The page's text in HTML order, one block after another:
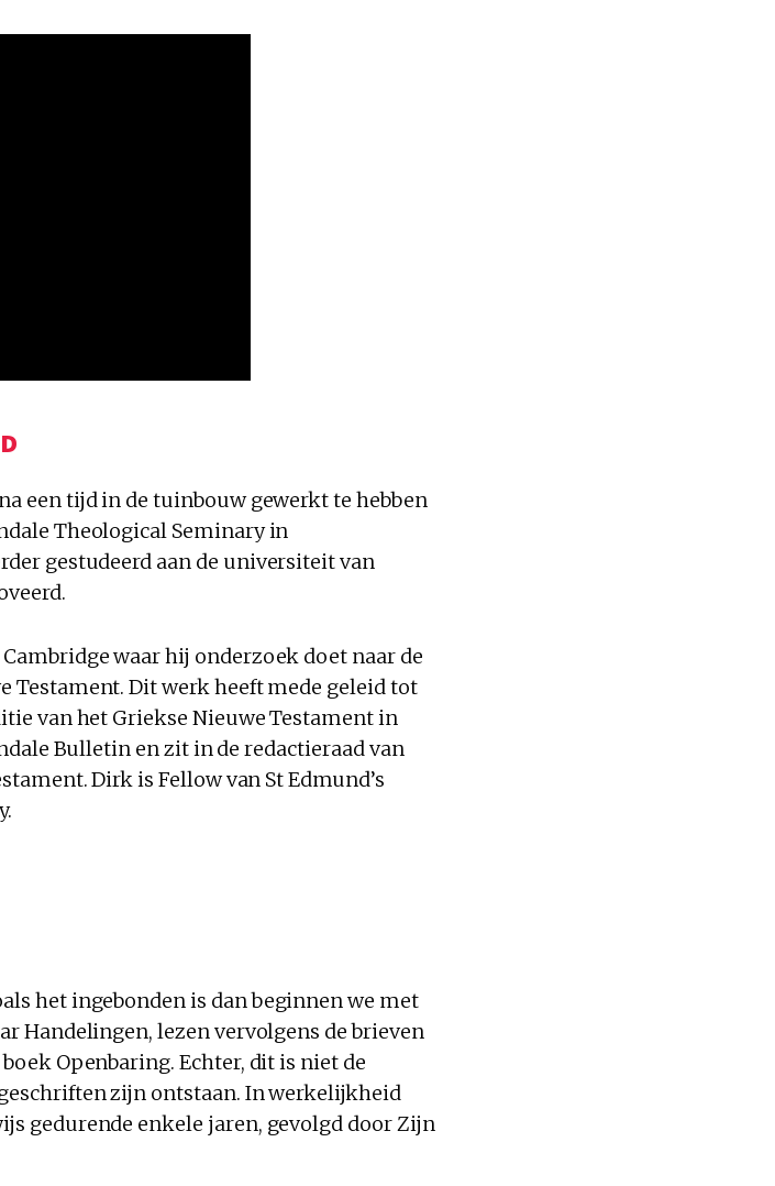
een tijd in de tuinbouw gewerkt te hebben
Theological Seminary in
gestudeerd aan de universiteit van
waar hij onderzoek doet naar de
Testament. Dit werk heeft mede geleid tot
van het Griekse Nieuwe Testament in
Bulletin en zit in de redactieraad van
Dirk is Fellow van St Edmund’s
het ingebonden is dan beginnen we met
Handelingen, lezen vervolgens de brieven
Openbaring. Echter, dit is niet de
zijn ontstaan. In werkelijkheid
gedurende enkele jaren, gevolgd door Zijn